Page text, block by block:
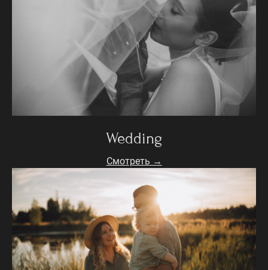
Wedding
Смотреть →